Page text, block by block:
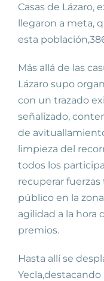
Casas de Lázaro,
llegaron a meta,
esta
Más allá de las
Lázaro supo
con un trazado
señalizado,
de
limpieza del
todos los
recuperar
público en la
agilidad a la hora
premios.
Hasta allí se